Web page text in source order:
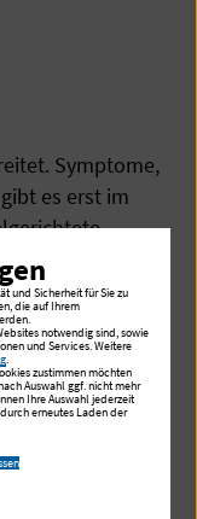
Symptome,
es erst im
häufig erst
bereits
in den
und Sicherheit für Sie zu
die auf Ihrem
notwendig sind, sowie
und Services. Weitere
zustimmen möchten
Auswahl ggf. nicht mehr
Ihre Auswahl jederzeit
erneutes Laden der